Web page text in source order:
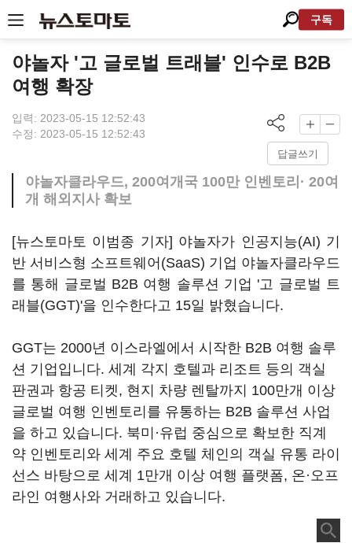
구독
야놀자 '고 글로벌 트래블' 인수로 B2B
여행 확장
입력: 2023-05-15 12:52:43
수정: 2023-05-15 12:52:43
답글쓰기
야놀자클라우드, 200여개국 100만 인벤토리· 20여
개 해외지사 확보
[뉴스토마토 이범종 기자] 야놀자가 인공지능(AI) 기
반 서비스형 소프트웨어(SaaS) 기업 야놀자클라우드
를 통해 글로벌 B2B 여행 솔루션 기업 '고 글로벌 트
래블(GGT)'을 인수한다고 15일 밝혔습니다.
GGT는 2000년 이스라엘에서 시작한 B2B 여행 솔루
션 기업입니다. 세계 각지 호텔과 리조트 등의 객실
판권과 항공 티켓, 현지 차량 렌탈까지 100만개 이상
글로벌 여행 인벤토리를 유통하는 B2B 솔루션 사업
을 하고 있습니다. 북미·유럽 중심으로 확보한 직계
약 인벤토리와 세계 주요 호텔 체인의 객실 유통 라이
선스 바탕으로 세계 1만개 이상 여행 플랫폼, 온·오프
라인 여행사와 거래하고 있습니다.